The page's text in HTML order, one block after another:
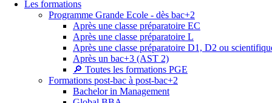
Les formations
Programme Grande Ecole - dès bac+2
Après une classe préparatoire EC
Après une classe préparatoire L
Après une classe préparatoire D1, D2 ou
Après un bac+3 (AST 2)
🔎 Toutes les formations PGE
Formations post-bac à post-bac+2
Bachelor in Management